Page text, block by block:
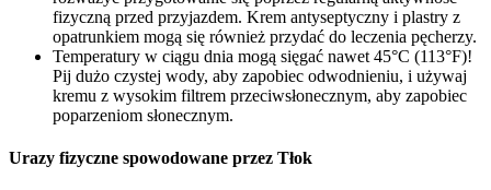
fizyczną przed przyjazdem. Krem antyseptyczny i plastry z
opatrunkiem mogą się również przydać do leczenia pęcherzy.
Temperatury w ciągu dnia mogą sięgać nawet 45°C (113°F)!
Pij dużo czystej wody, aby zapobiec odwodnieniu, i używaj
kremu z wysokim filtrem przeciwsłonecznym, aby zapobiec
poparzeniom słonecznym.
Urazy fizyczne spowodowane przez Tłok